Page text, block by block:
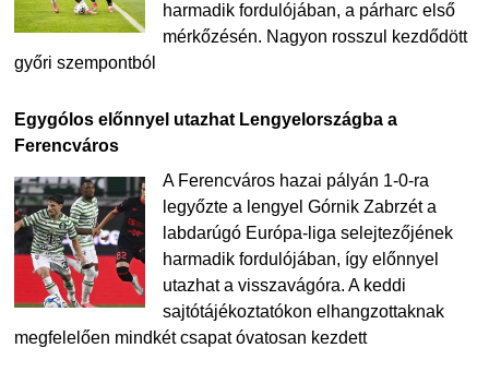
harmadik fordulójában, a párharc első
mérkőzésén. Nagyon rosszul kezdődött
győri szempontból
Egygólos előnnyel utazhat Lengyelországba a
Ferencváros
A Ferencváros hazai pályán 1-0-ra
legyőzte a lengyel Górnik Zabrzét a
labdarúgó Európa-liga selejtezőjének
harmadik fordulójában, így előnnyel
utazhat a visszavágóra. A keddi
sajtótájékoztatókon elhangzottaknak
megfelelően mindkét csapat óvatosan kezdett